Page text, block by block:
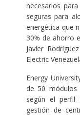
necesarios
seguras para
energética que
30% de ahorro
Javier
Electric
Energy
de 50 módulos
según el perfil
gestión de